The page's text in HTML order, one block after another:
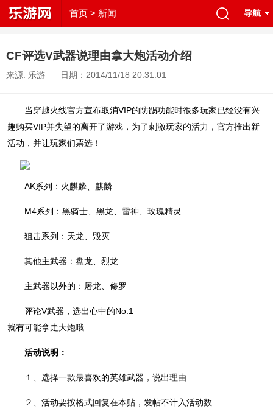
首页 > 新闻 导航
CF评选V武器说理由拿大炮活动介绍
来源: 乐游 日期：2014/11/18 20:31:01
当穿越火线官方宣布取消VIP的防踢功能时很多玩家已经没有兴
趣购买VIP并失望的离开了游戏，为了刺激玩家的活力，官方推出新
活动，并让玩家们票选！
AK系列：火麒麟、麒麟
M4系列：黑骑士、黑龙、雷神、玫瑰精灵
狙击系列：天龙、毁灭
其他主武器：盘龙、烈龙
主武器以外的：屠龙、修罗
评论V武器，选出心中的No.1
就有可能拿走大炮哦
活动说明：
１、选择一款最喜欢的英雄武器，说出理由
２、活动要按格式回复在本贴，发帖不计入活动数